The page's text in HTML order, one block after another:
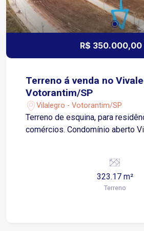
R$ 350.000,00
Terreno á venda no
Votorantim/SP
Vilalegro - Votorantim/SP
Terreno de esquina, para
comércios. Condomínio aberto
323.17 m²
Terreno